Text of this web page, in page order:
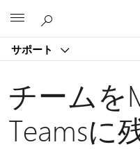
サポート
チームを
Teamsに